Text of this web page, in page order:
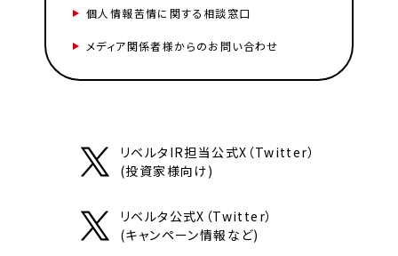
個人情報苦情に関する相談窓口
メディア関係者様からのお問い合わせ
リベルタIR担当公式X（Twitter）
(投資家様向け)
リベルタ公式X（Twitter）
(キャンペーン情報など)